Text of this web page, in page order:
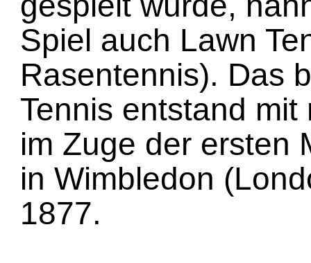
Spiel auch Lawn
Rasentennis). Das
Tennis entstand
im Zuge der ersten
in Wimbledon
1877.